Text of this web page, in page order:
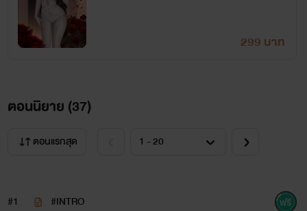
299 บาท
ตอนนิยาย (37)
ตอนแรกสุด
#1 #INTRO